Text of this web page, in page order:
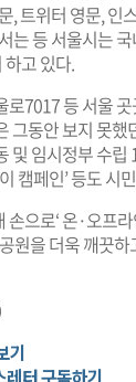
트위터 영문, 인
는 등 서울시는
고 있다.
로7017 등 서울
그동안 보지 못
임시정부 수립
캠페인’ 등도 시
손으로‘ 온·오프
원을 더욱 깨끗
기